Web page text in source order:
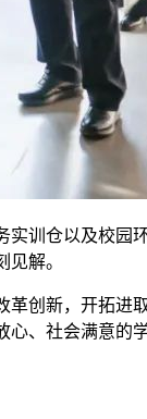
训仓以及校园
解。
创新，开拓进
、社会满意的